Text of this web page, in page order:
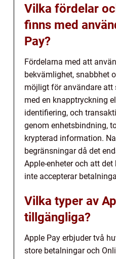
Vilka fördelar
finns med
Pay?
Fördelarna med att
bekvämlighet, snabbhet
möjligt för användare
med en knapptryckning
identifiering, och
genom enhetsbindning,
krypterad information.
begränsningar då det
Apple-enheter och att
inte accepterar
Vilka typer av
tillgängliga?
Apple Pay erbjuder två
store betalningar och